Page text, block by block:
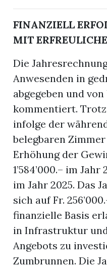
FINANZIELL
MIT
Die
Anwesenden in
abgegeben und
kommentiert.
infolge der
belegbaren
Erhöhung der
1’584’000.– im Jahr
im Jahr 2025. Das
sich auf Fr.
finanzielle Basis
in Infrastruktur
Angebots zu
Zumbrunnen. Die